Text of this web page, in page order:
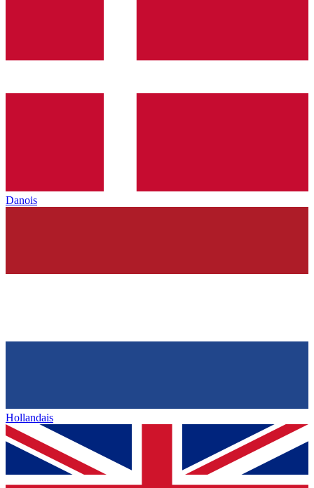
Danois
Hollandais